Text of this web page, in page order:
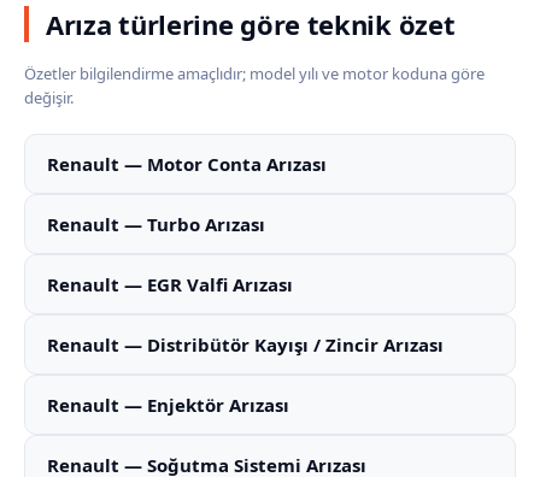
Arıza türlerine göre teknik özet
Özetler bilgilendirme amaçlıdır; model yılı ve motor koduna göre
değişir.
Renault — Motor Conta Arızası
Renault — Turbo Arızası
Renault — EGR Valfi Arızası
Renault — Distribütör Kayışı / Zincir Arızası
Renault — Enjektör Arızası
Renault — Soğutma Sistemi Arızası